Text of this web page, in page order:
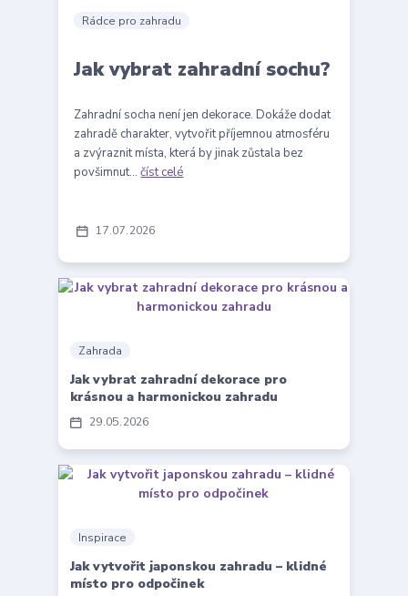
17 07 2026
Rádce pro zahradu
Jak vybrat zahradní sochu?
Zahradní socha není jen dekorace. Dokáže dodat
zahradě charakter, vytvořit příjemnou atmosféru
a zvýraznit místa, která by jinak zůstala bez
povšimnut...číst celé
29 05 2026
Zahrada
Jak vybrat zahradní dekorace pro
krásnou a harmonickou zahradu
Inspirace
Jak vytvořit japonskou zahradu – klidné
místo pro odpočinek